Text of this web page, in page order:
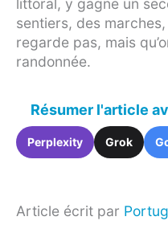
sentiers, des
regarde pas, mais
randonnée.
Résumer l'article
Perplexity Grok
Article écrit par